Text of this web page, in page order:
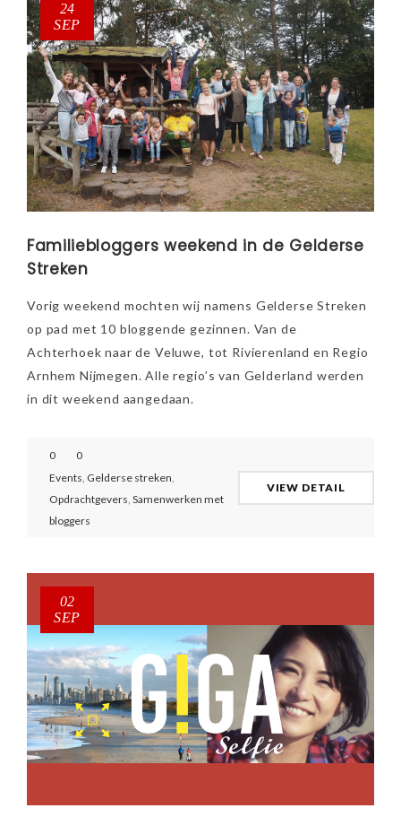
24
SEP
Familiebloggers weekend in de Gelderse
Streken
Vorig weekend mochten wij namens Gelderse Streken
op pad met 10 bloggende gezinnen. Van de
Achterhoek naar de Veluwe, tot Rivierenland en Regio
Arnhem Nijmegen. Alle regio’s van Gelderland werden
in dit weekend aangedaan.
0
0
Events, Gelderse streken,
Opdrachtgevers, Samenwerken met
bloggers
VIEW DETAIL
02
SEP